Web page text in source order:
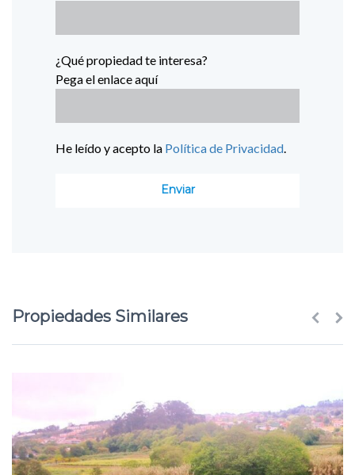
¿Qué propiedad te interesa?
Pega el enlace aquí
He leído y acepto la Política de Privacidad.
Propiedades Similares